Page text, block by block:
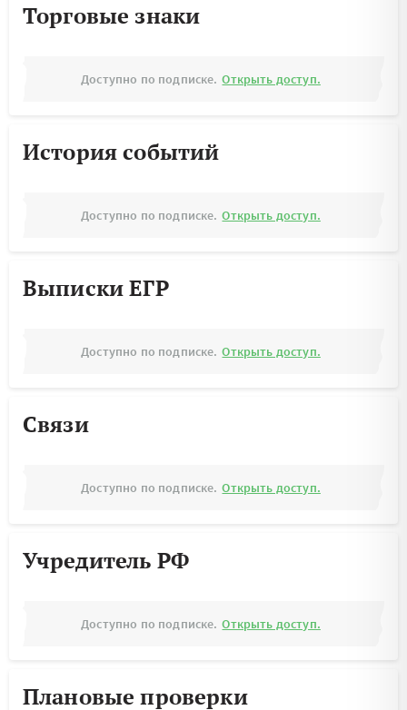
Торговые знаки
Доступно по подписке. Открыть доступ.
История событий
Доступно по подписке. Открыть доступ.
Выписки ЕГР
Доступно по подписке. Открыть доступ.
Связи
Доступно по подписке. Открыть доступ.
Учредитель РФ
Доступно по подписке. Открыть доступ.
Плановые проверки